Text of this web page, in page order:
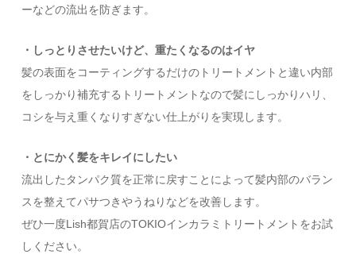
ーなどの流出を防ぎます。
・しっとりさせたいけど、重たくなるのはイヤ
髪の表面をコーティングするだけのトリートメントと違い内部
をしっかり補充するトリートメントなので髪にしっかりハリ、
コシを与え重くなりすぎない仕上がりを実現します。
・とにかく髪をキレイにしたい
流出したタンパク質を正常に戻すことによって髪内部のバラン
スを整えてパサつきやうねりなどを改善します。
ぜひ一度Lish都賀店のTOKIOインカラミトリートメントをお試
しください。